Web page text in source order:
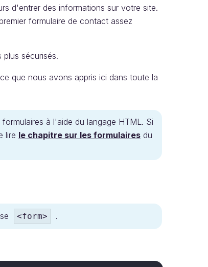
d'entrer des informations sur votre site.
formulaire de contact assez
sécurisés.
que nous avons appris ici dans toute la
à l'aide du langage HTML. Si
lire le chapitre sur les formulaires du
<form> .